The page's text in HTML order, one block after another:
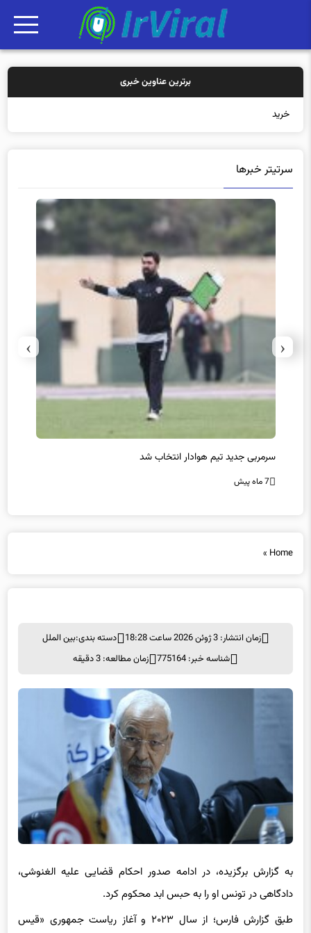
برترین عناوین خبری
خرید بیمه: سنت
سرتیتر خبرها
سرمربی جدید تیم هوادار انتخاب شد
7 ماه پیش
‹
›
Home
»
زمان انتشار: 3 ژوئن 2026 ساعت 18:28 دسته بندی:بین الملل
شناسه خبر: 775164
زمان مطالعه: 3 دقیقه
به گزارش برگزیده، در ادامه صدور احکام قضایی علیه الغنوشی،
دادگاهی در تونس او را به حبس ابد محکوم کرد.
طبق گزارش فارس؛ از سال ۲۰۲۳ و آغاز ریاست جمهوری «قیس